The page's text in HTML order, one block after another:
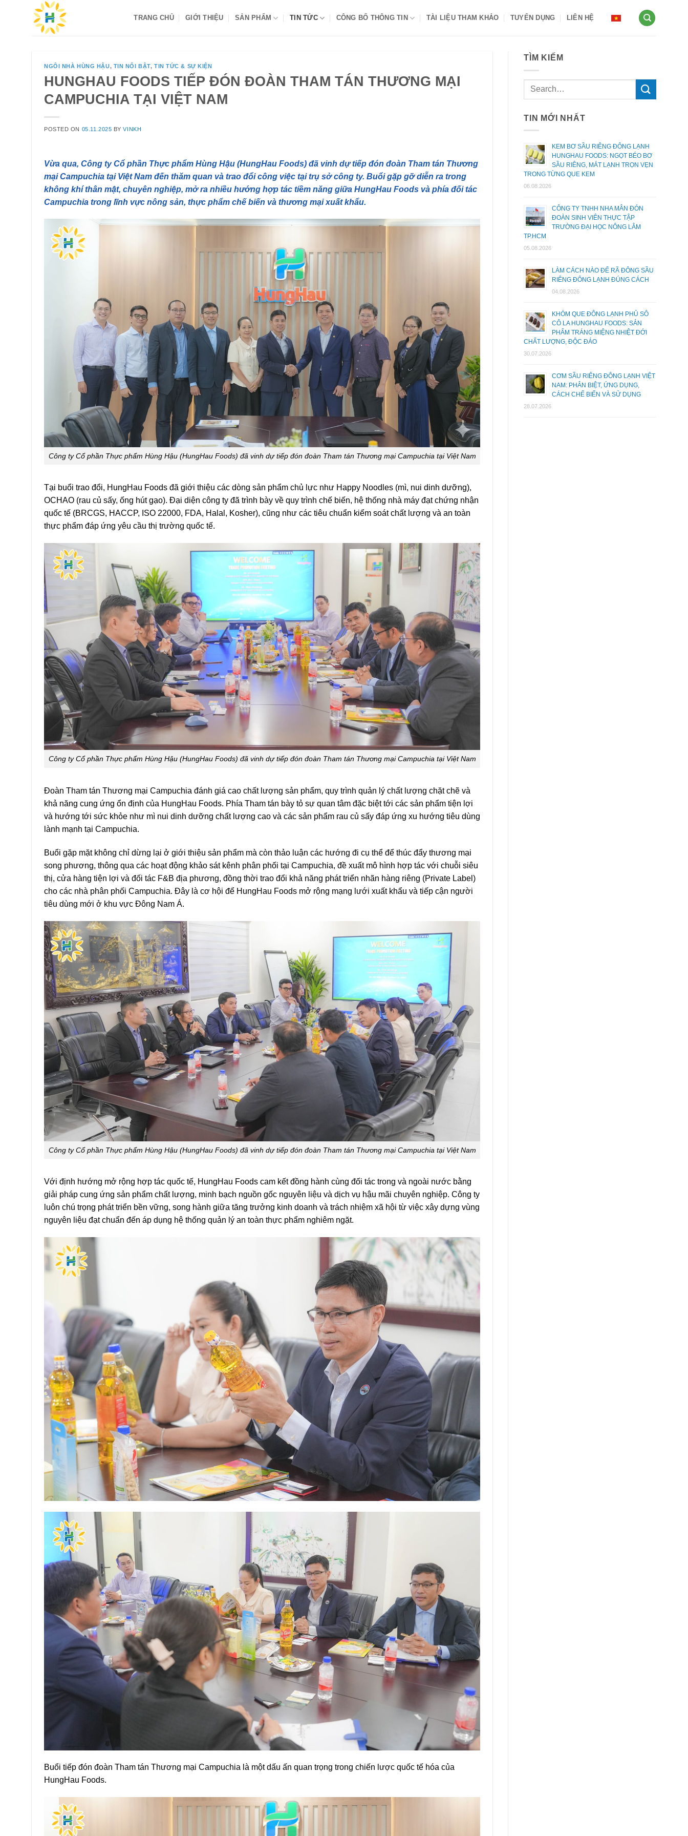
TRANG CHỦ GIỚI THIỆU SẢN PHẨM TIN TỨC CÔNG BỐ THÔNG TIN TÀI LIỆU THAM KHẢO TUYỂN DỤNG LIÊN HỆ
NGÔI NHÀ HÙNG HẬU, TIN NỔI BẬT, TIN TỨC & SỰ KIỆN
HUNGHAU FOODS TIẾP ĐÓN ĐOÀN THAM TÁN THƯƠNG MẠI
CAMPUCHIA TẠI VIỆT NAM
POSTED ON 05.11.2025 BYVINKH
Vừa qua, Công ty Cổ phần Thực phẩm Hùng Hậu (HungHau Foods) đã vinh dự tiếp đón đoàn Tham tán Thương
mại Campuchia tại Việt Nam đến thăm quan và trao đổi công việc tại trụ sở công ty. Buổi gặp gỡ diễn ra trong
không khí thân mật, chuyên nghiệp, mở ra nhiều hướng hợp tác tiềm năng giữa HungHau Foods và phía đối tác
Campuchia trong lĩnh vực nông sản, thực phẩm chế biến và thương mại xuất khẩu.
Công ty Cổ phần Thực phẩm Hùng Hậu (HungHau Foods) đã vinh dự tiếp đón đoàn Tham tán Thương mại Campuchia tại Việt Nam
Tại buổi trao đổi, HungHau Foods đã giới thiệu các dòng sản phẩm chủ lực như Happy Noodles (mì, nui dinh dưỡng),
OCHAO (rau củ sấy, ống hút gạo). Đại diện công ty đã trình bày về quy trình chế biến, hệ thống nhà máy đạt chứng nhận
quốc tế (BRCGS, HACCP, ISO 22000, FDA, Halal, Kosher), cũng như các tiêu chuẩn kiểm soát chất lượng và an toàn
thực phẩm đáp ứng yêu cầu thị trường quốc tế.
Công ty Cổ phần Thực phẩm Hùng Hậu (HungHau Foods) đã vinh dự tiếp đón đoàn Tham tán Thương mại Campuchia tại Việt Nam
Đoàn Tham tán Thương mại Campuchia đánh giá cao chất lượng sản phẩm, quy trình quản lý chất lượng chặt chẽ và
khả năng cung ứng ổn định của HungHau Foods. Phía Tham tán bày tỏ sự quan tâm đặc biệt tới các sản phẩm tiện lợi
và hướng tới sức khỏe như mì nui dinh dưỡng chất lượng cao và các sản phẩm rau củ sấy đáp ứng xu hướng tiêu dùng
lành mạnh tại Campuchia.
Buổi gặp mặt không chỉ dừng lại ở giới thiệu sản phẩm mà còn thảo luận các hướng đi cụ thể để thúc đẩy thương mại
song phương, thông qua các hoạt động khảo sát kênh phân phối tại Campuchia, đề xuất mô hình hợp tác với chuỗi siêu
thị, cửa hàng tiện lợi và đối tác F&B địa phương, đồng thời trao đổi khả năng phát triển nhãn hàng riêng (Private Label)
cho các nhà phân phối Campuchia. Đây là cơ hội để HungHau Foods mở rộng mạng lưới xuất khẩu và tiếp cận người
tiêu dùng mới ở khu vực Đông Nam Á.
Công ty Cổ phần Thực phẩm Hùng Hậu (HungHau Foods) đã vinh dự tiếp đón đoàn Tham tán Thương mại Campuchia tại Việt Nam
Với định hướng mở rộng hợp tác quốc tế, HungHau Foods cam kết đồng hành cùng đối tác trong và ngoài nước bằng
giải pháp cung ứng sản phẩm chất lượng, minh bạch nguồn gốc nguyên liệu và dịch vụ hậu mãi chuyên nghiệp. Công ty
luôn chú trọng phát triển bền vững, song hành giữa tăng trưởng kinh doanh và trách nhiệm xã hội từ việc xây dựng vùng
nguyên liệu đạt chuẩn đến áp dụng hệ thống quản lý an toàn thực phẩm nghiêm ngặt.
Buổi tiếp đón đoàn Tham tán Thương mại Campuchia là một dấu ấn quan trọng trong chiến lược quốc tế hóa của
HungHau Foods.
TÌM KIẾM
TIN MỚI NHẤT
KEM BƠ SẦU RIÊNG ĐÔNG LẠNH
HUNGHAU FOODS: NGỌT BÉO BƠ
SẦU RIÊNG, MÁT LẠNH TRỌN VẸN
TRONG TỪNG QUE KEM
06.08.2026
CÔNG TY TNHH NHA MÂN ĐÓN
ĐOÀN SINH VIÊN THỰC TẬP
TRƯỜNG ĐẠI HỌC NÔNG LÂM
TP.HCM
05.08.2026
LÀM CÁCH NÀO ĐỂ RÃ ĐÔNG SẦU
RIÊNG ĐÔNG LẠNH ĐÚNG CÁCH
04.08.2026
KHÓM QUE ĐÔNG LẠNH PHỦ SÔ
CÔ LA HUNGHAU FOODS: SẢN
PHẨM TRÁNG MIỆNG NHIỆT ĐỚI
CHẤT LƯỢNG, ĐỘC ĐÁO
30.07.2026
CƠM SẦU RIÊNG ĐÔNG LẠNH VIỆT
NAM: PHÂN BIỆT, ỨNG DỤNG,
CÁCH CHẾ BIẾN VÀ SỬ DỤNG
28.07.2026